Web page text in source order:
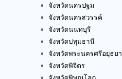
จังหวัดนครปฐม
จังหวัดนครสวรรค์
จังหวัดนนทบุรี
จังหวัดปทุมธานี
จังหวัดพระนครศรีอยุธยา
จังหวัดพิจิตร